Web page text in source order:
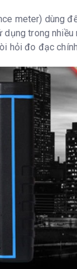
meter) dùng
trong
hỏi đo đạc